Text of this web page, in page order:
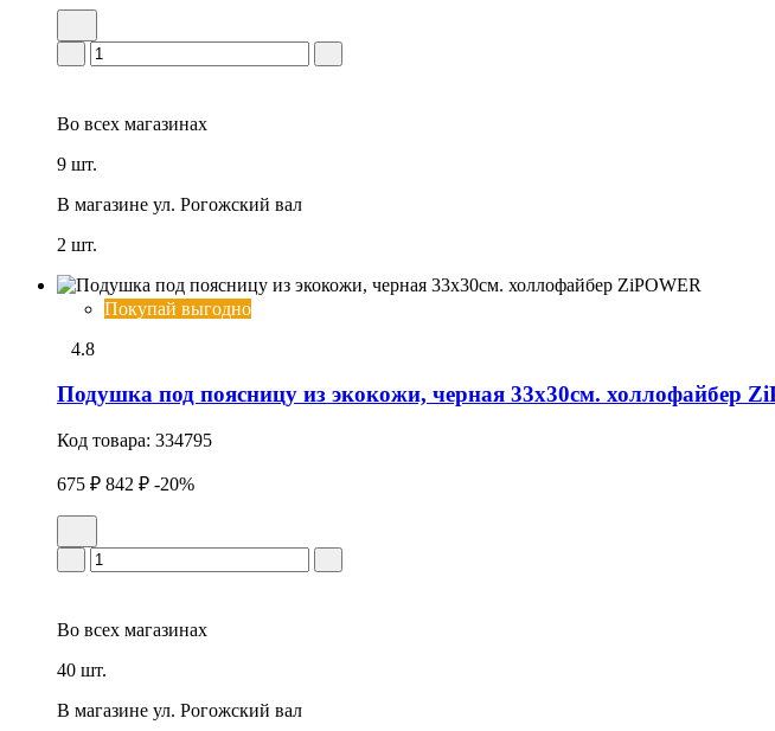
Во всех магазинах
9 шт.
В магазине ул. Рогожский вал
2 шт.
Покупай выгодно
4.8
Подушка под поясницу из экокожи, черная 33х30см. холлофайбер
Код товара: 334795
675 ₽ 842 ₽ -20%
Во всех магазинах
40 шт.
В магазине ул. Рогожский вал